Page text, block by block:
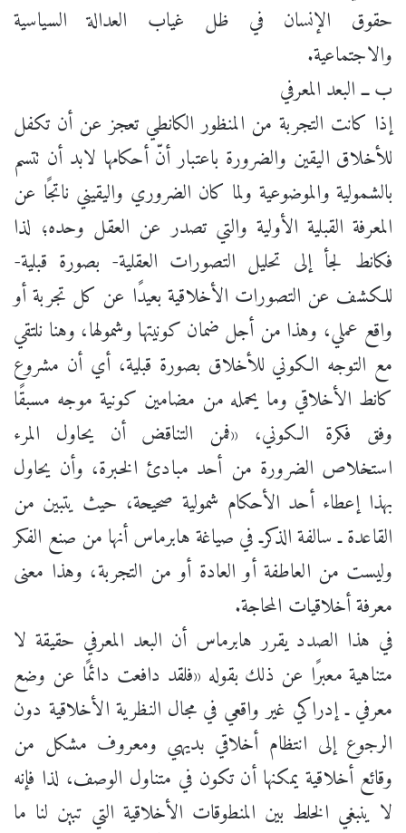
حقوق الإنسان في ظل غياب العدالة السياسية
والاجتماعية.
ب ــ البعد المعرفي
إذا كانت التجربة من المنظور الكانطي تعجز عن أن تكفل
للأخلاق اليقين والضرورة باعتبار أنّ أحكامها لابد أن تتسم
بالشمولية والموضوعية ولما كان الضروري واليقيني ناتجًا عن
المعرفة القبلية الأولية والتي تصدر عن العقل وحده؛ لذا
فكانط لجأ إلى تحليل التصورات العقلية- بصورة قبلية-
للكشف عن التصورات الأخلاقية بعيدًا عن كل تجربة أو
واقع عملي، وهذا من أجل ضمان كونيتها وشمولها، وهنا نلتقي
مع التوجه الكوني للأخلاق بصورة قبلية، أي أن مشروع
كانط الأخلاقي وما يحمله من مضامين كونية موجه مسبقًا
وفق فكرة الكوني، «فمن التناقض أن يحاول المرء
استخلاص الضرورة من أحد مبادئ الخبرة، وأن يحاول
بهذا إعطاء أحد الأحكام شمولية صحيحة، حيث يتبين من
القاعدة ـ سالفة الذكرـ في صياغة هابرماس أنها من صنع الفكر
وليست من العاطفة أو العادة أو من التجربة، وهذا معنى
معرفة أخلاقيات المحاجة.
في هذا الصدد يقرر هابرماس أن البعد المعرفي حقيقة لا
متناهية معبرًا عن ذلك بقوله «فلقد دافعت دائمًا عن وضع
معرفي ـ إدراكي غير واقعي في مجال النظرية الأخلاقية دون
الرجوع إلى انتظام أخلاقي بديهي ومعروف مشكل من
وقائع أخلاقية يمكنها أن تكون في متناول الوصف، لذا فإنه
لا ينبغي الخلط بين المنطوقات الأخلاقية التي تبين لنا ما